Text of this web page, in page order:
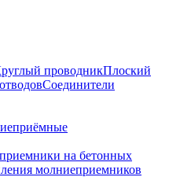
проводникПлоский
Соединители
на бетонных
молниеприемников